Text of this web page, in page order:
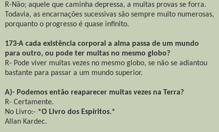
R-Não; aquele que caminha depressa, a muitas provas se forra.
Todavia, as encarnações sucessivas são sempre muito numerosas,
porquanto o progresso é quase infinito.
173-A cada existência corporal a alma passa de um mundo
para outro, ou pode ter muitas no mesmo globo?
R- Pode viver muitas vezes no mesmo globo, se não se adiantou
bastante para passar a um mundo superior.
A)- Podemos então reaparecer muitas vezes na Terra?
R- Certamente.
No Livro:- *O Livro dos Espíritos.*
Allan Kardec.